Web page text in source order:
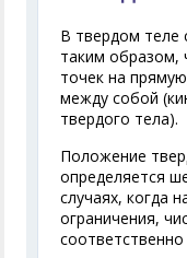
В твердом теле
таким образом,
точек на
между собой
твердого тела).
Положение
определяется
случаях, когда
ограничения,